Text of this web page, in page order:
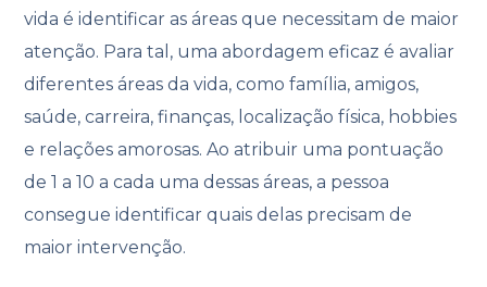
vida é identificar as áreas que necessitam de maior
atenção. Para tal, uma abordagem eficaz é avaliar
diferentes áreas da vida, como família, amigos,
saúde, carreira, finanças, localização física, hobbies
e relações amorosas. Ao atribuir uma pontuação
de 1 a 10 a cada uma dessas áreas, a pessoa
consegue identificar quais delas precisam de
maior intervenção.